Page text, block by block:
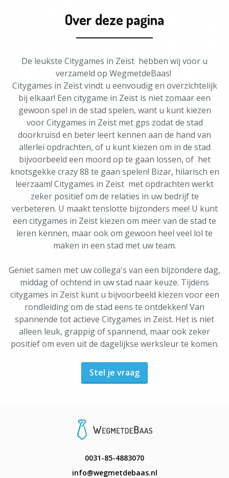
Over deze pagina
De leukste Citygames in Zeist hebben wij voor u
verzameld op WegmetdeBaas!
Citygames in Zeist vindt u eenvoudig en overzichtelijk
bij elkaar! Een citygame in Zeist is niet zomaar een
gewoon spel in de stad spelen, want u kunt kiezen
voor Citygames in Zeist met gps zodat de stad
doorkruisd en beter leert kennen aan de hand van
allerlei opdrachten, of u kunt kiezen om in de stad
bijvoorbeeld een moord op te gaan lossen, of het
knotsgekke crazy 88 te gaan spelen! Bizar, hilarisch en
leerzaam! Citygames in Zeist met opdrachten werkt
zeker positief om de relaties in uw bedrijf te
verbeteren. U maakt tenslotte bijzonders mee! U kunt
een citygames in Zeist kiezen om meer van de stad te
leren kennen, maar ook om gewoon heel veel lol te
maken in een stad met uw team.
Geniet samen met uw collega's van een bijzondere dag,
middag of ochtend in uw stad naar keuze. Tijdens
citygames in Zeist kunt u bijvoorbeeld kiezen voor een
rondleiding om de stad eens te ontdekken! Van
spannende tot actieve Citygames in Zeist. Het is niet
alleen leuk, grappig of spannend, maar ook zeker
positief om even uit de dagelijkse werksleur te komen.
Stel je vraag
0031-85-4883070
info@wegmetdebaas.nl